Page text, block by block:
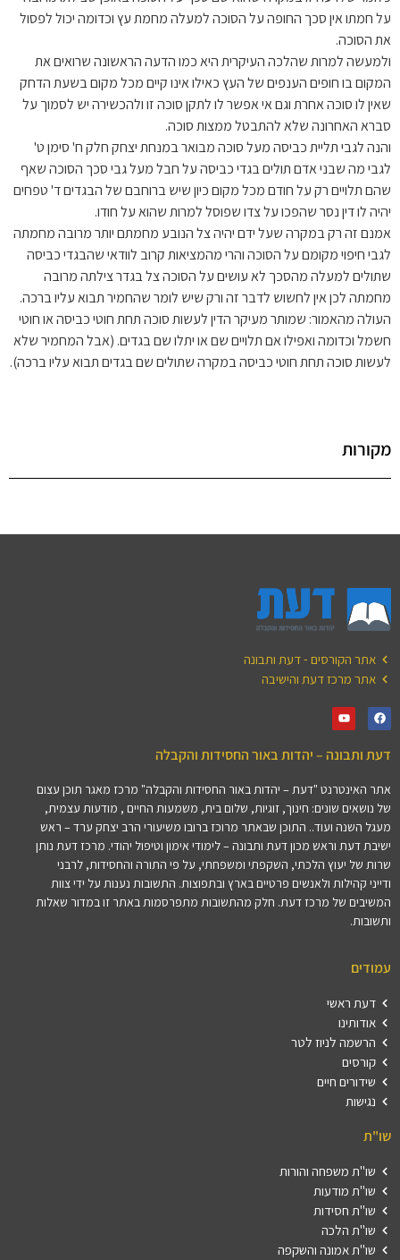
על חמתו אין סכך החופה על הסוכה למעלה מחמת עץ וכדומה יכול לפסול
את הסוכה.
ולמעשה למרות שהלכה העיקרית היא כמו הדעה הראשונה שרואים את
המקום בו חופים הענפים של העץ כאילו אינו קיים מכל מקום בשעת הדחק
שאין לו סוכה אחרת וגם אי אפשר לו לתקן סוכה זו ולהכשירה יש לסמוך על
סברא האחרונה שלא להתבטל ממצות סוכה.
והנה לגבי תליית כביסה מעל סוכה מבואר במנחת יצחק חלק ח' סימן ט'
לגבי מה שבני אדם תולים בגדי כביסה על חבל מעל גבי סכך הסוכה שאף
שהם תלויים רק על חודם מכל מקום כיון שיש ברוחבם של הבגדים ד' טפחים
יהיה לו דין נסר שהפכו על צדו שפוסל למרות שהוא על חודו.
אמנם זה רק במקרה שעל ידם יהיה צל הנובע מחמתם יותר מרובה מחמתה
לגבי חיפוי מקומם על הסוכה והרי מהמציאות קרוב לוודאי שהבגדי כביסה
שתולים למעלה מהסכך לא עושים על הסוכה צל בגדר צילתה מרובה
מחמתה לכן אין לחשוש לדבר זה ורק שיש לומר שהחמיר תבוא עליו ברכה.
העולה מהאמור: שמותר מעיקר הדין לעשות סוכה תחת חוטי כביסה או חוטי
חשמל וכדומה ואפילו אם תלויים שם או יתלו שם בגדים. (אבל המחמיר שלא
לעשות סוכה תחת חוטי כביסה במקרה שתולים שם בגדים תבוא עליו ברכה).
מקורות
אתר הקורסים - דעת ותבונה
אתר מרכז דעת והישיבה
דעת ותבונה – יהדות באור החסידות והקבלה
אתר האינטרנט "דעת – יהדות באור החסידות והקבלה" מרכז מאגר תוכן עצום
של נושאים שונים: חינוך, זוגיות, שלום בית, משמעות החיים , מודעות עצמית,
מעגל השנה ועוד.. התוכן שבאתר מרוכז ברובו משיעורי הרב יצחק ערד – ראש
ישיבת דעת וראש מכון דעת ותבונה – לימודי אימון וטיפול יהודי. מרכז דעת נותן
שרות של יעוץ הלכתי, השקפתי ומשפחתי, על פי התורה והחסידות, לרבני
ודייני קהילות ולאנשים פרטיים בארץ ובתפוצות. התשובות נענות על ידי צוות
המשיבים של מרכז דעת. חלק מהתשובות מתפרסמות באתר זו במדור שאלות
ותשובות.
עמודים
דעת ראשי
אודותינו
הרשמה לניוז לטר
קורסים
שידורים חיים
נגישות
שו"ת
שו"ת משפחה והורות
שו"ת מודעות
שו"ת חסידות
שו"ת הלכה
שו"ת אמונה והשקפה